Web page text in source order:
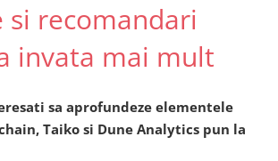
si recomandari
invata mai mult
sa aprofundeze elementele
Taiko si Dune Analytics pun la